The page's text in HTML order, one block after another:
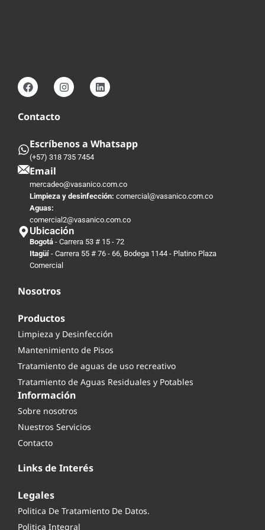
Contacto
Escríbenos a Whatsapp
(+57) 318 735 7454
Email
mercadeo@vasanico.com.co
Limpieza y desinfección: comercial@vasanico.com.co
Aguas:
comercial2@vasanico.com.co
Ubicación
Bogotá - Carrera 53 # 15 - 72
Itagüí - Carrera 55 # 76 - 66, Bodega 1144 - Platino Plaza
Comercial
Nosotros
Productos
Limpieza y Desinfección
Mantenimiento de Pisos
Tratamiento de aguas de uso recreativo
Tratamiento de Aguas Residuales y Potables
Información
Sobre nosotros
Nuestros Servicios
Contacto
Links de Interés
Legales
Politica De Tratamiento De Datos.
Politica Integral